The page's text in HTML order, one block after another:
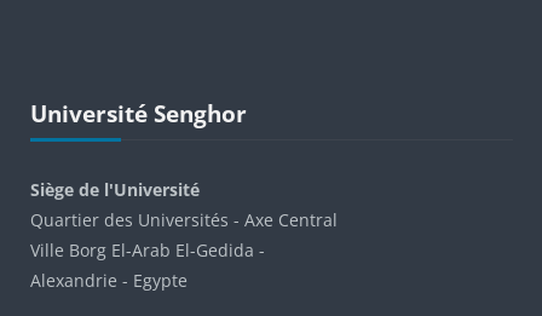
Université Senghor
Siège de l'Université
Quartier des Universités - Axe Central
Ville Borg El-Arab El-Gedida -
Alexandrie - Egypte